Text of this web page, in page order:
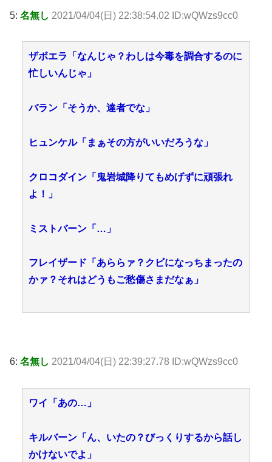
5: 名無し 2021/04/04(日) 22:38:54.02 ID:wQWzs9cc0
ザボエラ「なんじゃ？わしは今毒を調合するのに
忙しいんじゃ」
バラン「そうか、達者でな」
ヒュンケル「まぁその方がいいだろうな」
クロコダイン「鬼岩城降りてもめげずに頑張れ
よ！」
ミストバーン「…」
フレイザード「あららァ？クビになっちまったの
かァ？それはどうもご愁傷さまだなぁ」
6: 名無し 2021/04/04(日) 22:39:27.78 ID:wQWzs9cc0
ワイ「あの…」
キルバーン「ん、いたの？びっくりするから話し
かけないでよ」